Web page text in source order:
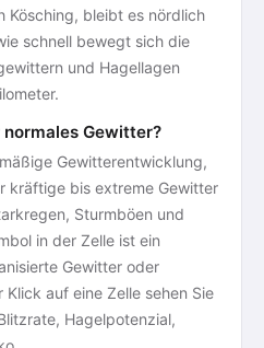
Kösching, bleibt es nördlich
schnell bewegt sich die
und Hagellagen
Gewitter?
Gewitterentwicklung,
kräftige bis extreme Gewitter
Sturmböen und
in der Zelle ist ein
Gewitter oder
auf eine Zelle sehen Sie
Hagelpotenzial,